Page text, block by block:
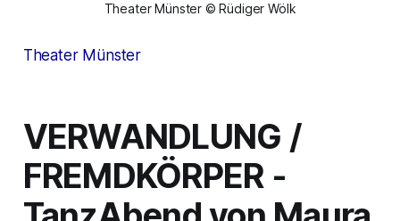
Theater Münster © Rüdiger Wölk
Theater Münster
VERWANDLUNG /
FREMDKÖRPER-